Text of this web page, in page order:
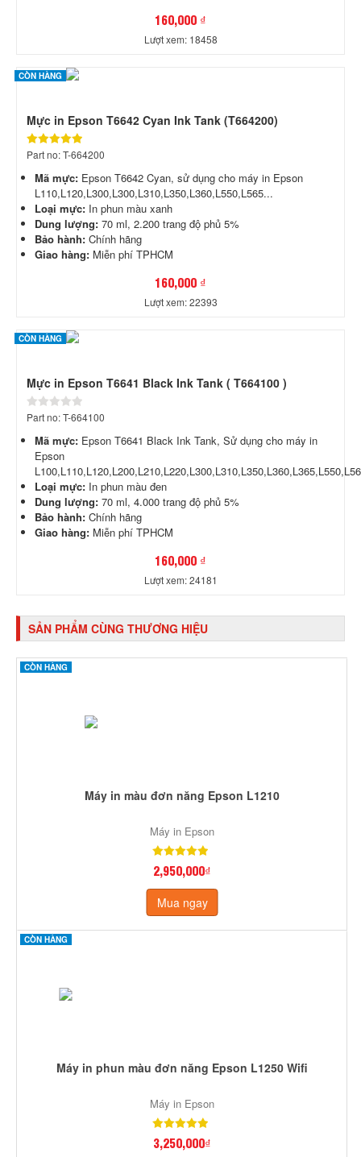
160,000 ₫
Lượt xem: 18458
CÒN HÀNG
Mực in Epson T6642 Cyan Ink Tank (T664200)
Part no: T-664200
Mã mực: Epson T6642 Cyan, sử dụng cho máy in Epson
L110,L120,L300,L300,L310,L350,L360,L550,L565...
Loại mực: In phun màu xanh
Dung lượng: 70 ml, 2.200 trang độ phủ 5%
Bảo hành: Chính hãng
Giao hàng: Miễn phí TPHCM
160,000 ₫
Lượt xem: 22393
CÒN HÀNG
Mực in Epson T6641 Black Ink Tank ( T664100 )
Part no: T-664100
Mã mực: Epson T6641 Black Ink Tank, Sử dụng cho máy in
Epson
Loại mực: In phun màu đen
Dung lượng: 70 ml, 4.000 trang độ phủ 5%
Bảo hành: Chính hãng
Giao hàng: Miễn phí TPHCM
160,000 ₫
Lượt xem: 24181
SẢN PHẨM CÙNG THƯƠNG HIỆU
CÒN HÀNG
Máy in màu đơn năng Epson L1210
Máy in Epson
2,950,000₫
Mua ngay
CÒN HÀNG
Máy in phun màu đơn năng Epson L1250 Wifi
Máy in Epson
3,250,000₫